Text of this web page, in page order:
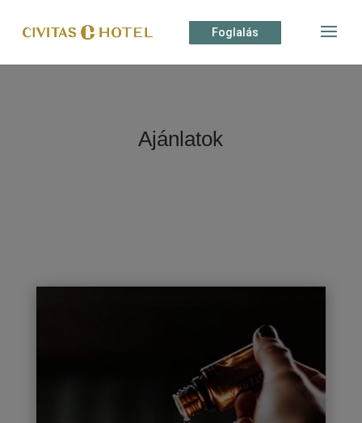
Foglalás
Ajánlatok